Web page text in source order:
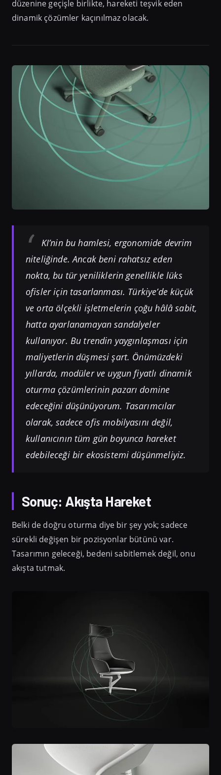
düzenine geçişle birlikte, hareketi teşvik eden
dinamik çözümler kaçınılmaz olacak.
KI’nin bu hamlesi, ergonomide devrim
niteliğinde. Ancak beni rahatsız eden
nokta, bu tür yeniliklerin genellikle lüks
ofisler için tasarlanması. Türkiye’de küçük
ve orta ölçekli işletmelerin çoğu hâlâ sabit,
hatta ayarlanamayan sandalyeler
kullanıyor. Bu trendin yaygınlaşması için
maliyetlerin düşmesi şart. Önümüzdeki
yıllarda, modüler ve uygun fiyatlı dinamik
oturma çözümlerinin pazarı domine
edeceğini düşünüyorum. Tasarımcılar
olarak, sadece ofis mobilyasını değil,
kullanıcının tüm gün boyunca hareket
edebileceği bir ekosistemi düşünmeliyiz.
Sonuç: Akışta Hareket
Belki de doğru oturma diye bir şey yok; sadece
sürekli değişen bir pozisyonlar bütünü var.
Tasarımın geleceği, bedeni sabitlemek değil, onu
akışta tutmak.